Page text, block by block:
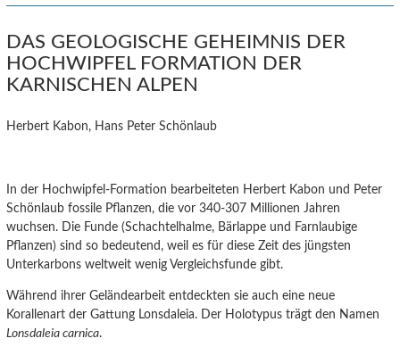
DAS GEOLOGISCHE GEHEIMNIS DER
HOCHWIPFEL FORMATION DER
KARNISCHEN ALPEN
Herbert Kabon, Hans Peter Schönlaub
In der Hochwipfel-Formation bearbeiteten Herbert Kabon und Peter
Schönlaub fossile Pflanzen, die vor 340-307 Millionen Jahren
wuchsen. Die Funde (Schachtelhalme, Bärlappe und Farnlaubige
Pflanzen) sind so bedeutend, weil es für diese Zeit des jüngsten
Unterkarbons weltweit wenig Vergleichsfunde gibt.
Während ihrer Geländearbeit entdeckten sie auch eine neue
Korallenart der Gattung Lonsdaleia. Der Holotypus trägt den Namen
Lonsdaleia carnica.